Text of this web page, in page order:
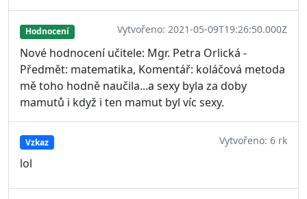
Hodnocení Vytvořeno: 2021-05-09T19:26:50.000Z
Nové hodnocení učitele: Mgr. Petra Orlická -
Předmět: matematika, Komentář: koláčová metoda
mě toho hodně naučila...a sexy byla za doby
mamutů i když i ten mamut byl víc sexy.
Vzkaz Vytvořeno: 6 rk
lol